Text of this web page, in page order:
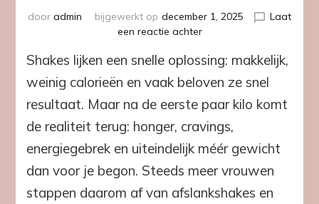
door admin bijgewerkt op december 1, 2025
Laat
een reactie achterop
shakes
helpen
bij
blijvend
afvallen
Shakes lijken een snelle oplossing: makkelijk,
weinig calorieën en vaak beloven ze snel
resultaat. Maar na de eerste paar kilo komt
de realiteit terug: honger, cravings,
energiegebrek en uiteindelijk méér gewicht
dan voor je begon. Steeds meer vrouwen
stappen daarom af van afslankshakes en